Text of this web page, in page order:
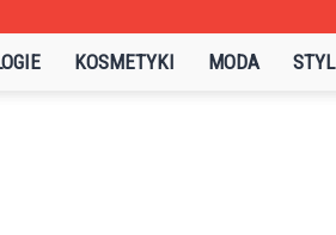
KOSMETYKI MODA STYL